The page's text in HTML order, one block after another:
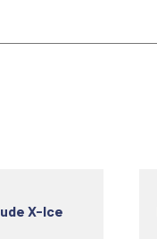
X-Ice